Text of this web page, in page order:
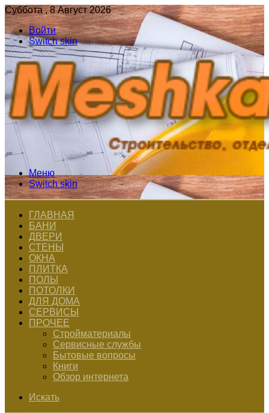
Суббота , 8 Август 2026
Войти
Switch skin
Меню
Switch skin
ГЛАВНАЯ
БАНИ
ДВЕРИ
СТЕНЫ
ОКНА
ПЛИТКА
ПОЛЫ
ПОТОЛКИ
ДЛЯ ДОМА
СЕРВИСЫ
ПРОЧЕЕ
Стройматериалы
Сервисные службы
Бытовые вопросы
Книги
Обзор интернета
Искать